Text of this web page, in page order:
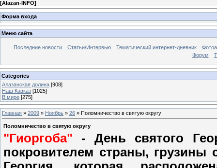
[Alazan-INFO]
Форма входа
Меню сайта
Последние новости Статьи/Интервью Тематический интернет-дневник
Форум
Categories
Алазанская долина [908]
Наш Кавказ [1025]
В мире [275]
Главная » 2009 » Ноябрь » 26 » Поломничество в святую округу
Поломничество в святую округу
"Гиоргоба" - День святого
покровителем страны, грузины